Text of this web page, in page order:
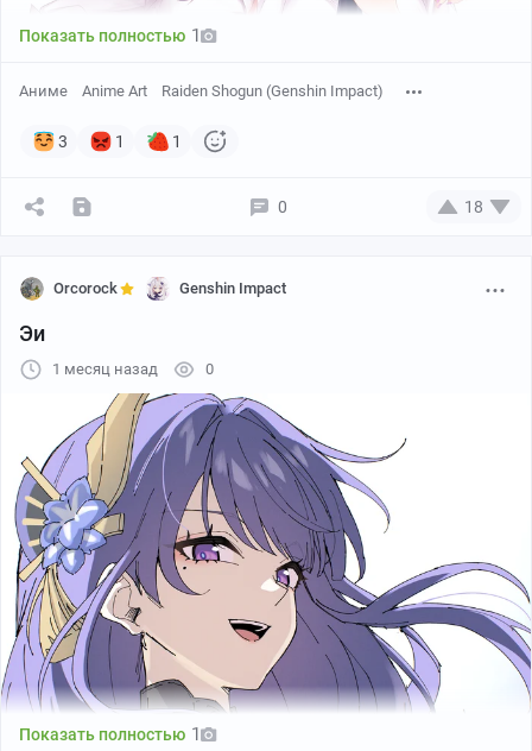
Автор: sd4869
Показать полностью 1
Аниме Anime Art Raiden Shogun (Genshin Impact)
3 1 1
0 18
Orcorock Genshin Impact
Эи
1 месяц назад 0
Показать полностью 1